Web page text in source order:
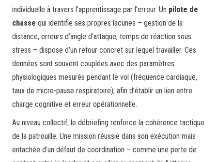
individuelle à travers l’apprentissage par l’erreur. Un pilote de
chasse qui identifie ses propres lacunes – gestion de la
distance, erreurs d’angle d’attaque, temps de réaction sous
stress – dispose d’un retour concret sur lequel travailler. Ces
données sont souvent couplées avec des paramètres
physiologiques mesurés pendant le vol (fréquence cardiaque,
taux de micro-pause respiratoire), afin d’établir un lien entre
charge cognitive et erreur opérationnelle.
Au niveau collectif, le débriefing renforce la cohérence tactique
de la patrouille. Une mission réussie dans son exécution mais
entachée d’un défaut de coordination – comme une perte de